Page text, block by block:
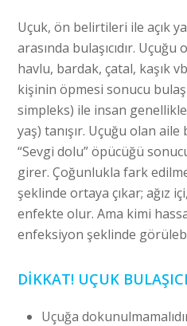
Uçuk, ön belirtileri ile açık
arasında bulaşıcıdır.
havlu, bardak, çatal, kaşık
kişinin öpmesi sonucu
simpleks) ile insan
yaş) tanışır. Uçuğu olan
“Sevgi dolu” öpücüğü
girer. Çoğunlukla fark
şeklinde ortaya çıkar; ağız
enfekte olur. Ama kimi
enfeksiyon şeklinde
DİKKAT! UÇUK
Uçuğa